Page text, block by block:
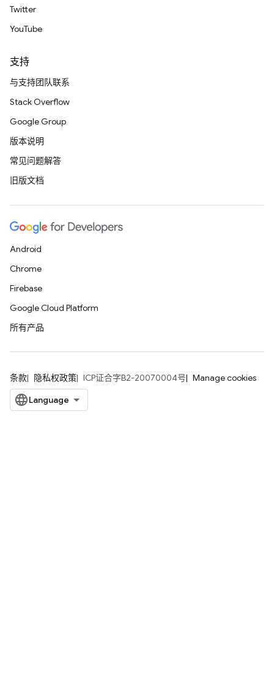
Twitter
YouTube
支持
与支持团队联系
Stack Overflow
Google Group
版本说明
常见问题解答
旧版文档
Android
Chrome
Firebase
Google Cloud Platform
所有产品
条款 隐私权政策 ICP证合字B2-20070004号 Manage cookies